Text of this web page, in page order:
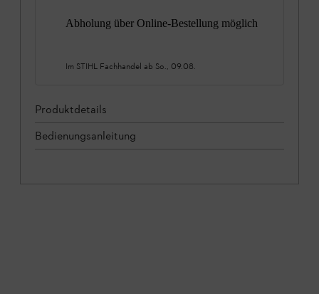
Abholung über Online-Bestellung möglich
Im STIHL Fachhandel ab So., 09.08.
Produktdetails
Bedienungsanleitung